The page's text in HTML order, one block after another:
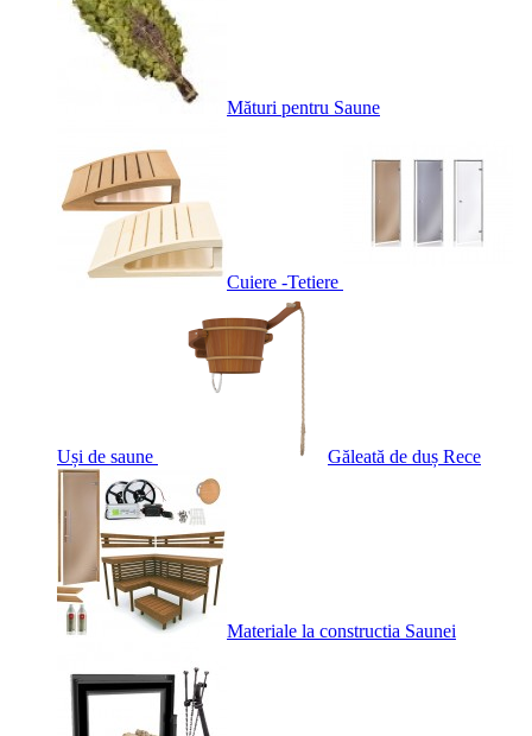
Mături pentru Saune
Cuiere -Tetiere
Uși de saune Găleată de duș Rece
Materiale la constructia Saunei